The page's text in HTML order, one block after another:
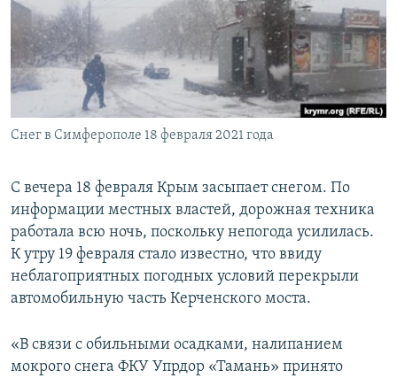
ПОБЕДИТЕЛЕЙ НЕ СУДЯТ?
КРЫМ.НЕПОКОРЕННЫЙ
ELIFBE
УКРАИНСКАЯ ПРОБЛЕМА КРЫМА
ПРИСОЕДИНЯЙТЕСЬ!
Все сайты RFE/RL
Снег в Симферополе 18 февраля 2021 года
С вечера 18 февраля Крым засыпает снегом. По
информации местных властей, дорожная техника
работала всю ночь, поскольку непогода усилилась.
К утру 19 февраля стало известно, что ввиду
неблагоприятных погодных условий перекрыли
автомобильную часть Керченского моста.
«В связи с обильными осадками, налипанием
мокрого снега ФКУ Упрдор «Тамань» принято